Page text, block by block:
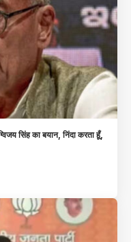
सिंह का बयान, निंदा करता हूँ,